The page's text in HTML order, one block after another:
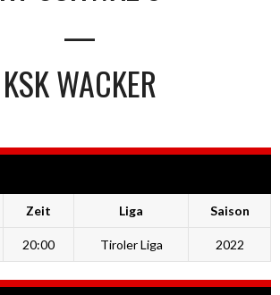
—
KSK WACKER
Zeit Liga Saison
20:00 Tiroler Liga 2022